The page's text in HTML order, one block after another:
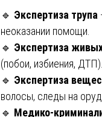
🔹 Экспертиза трупа
неоказании помощи.
🔹 Экспертиза
(побои, избиения, ДТП).
🔹 Экспертиза
волосы, следы на
🔹 Медико-